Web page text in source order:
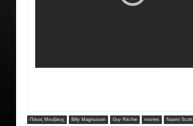
Πάνος Μουζάκης Billy Magnussen Guy Ritchie movies Naomi Scott